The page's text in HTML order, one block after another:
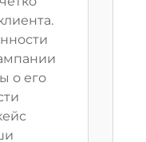
о его